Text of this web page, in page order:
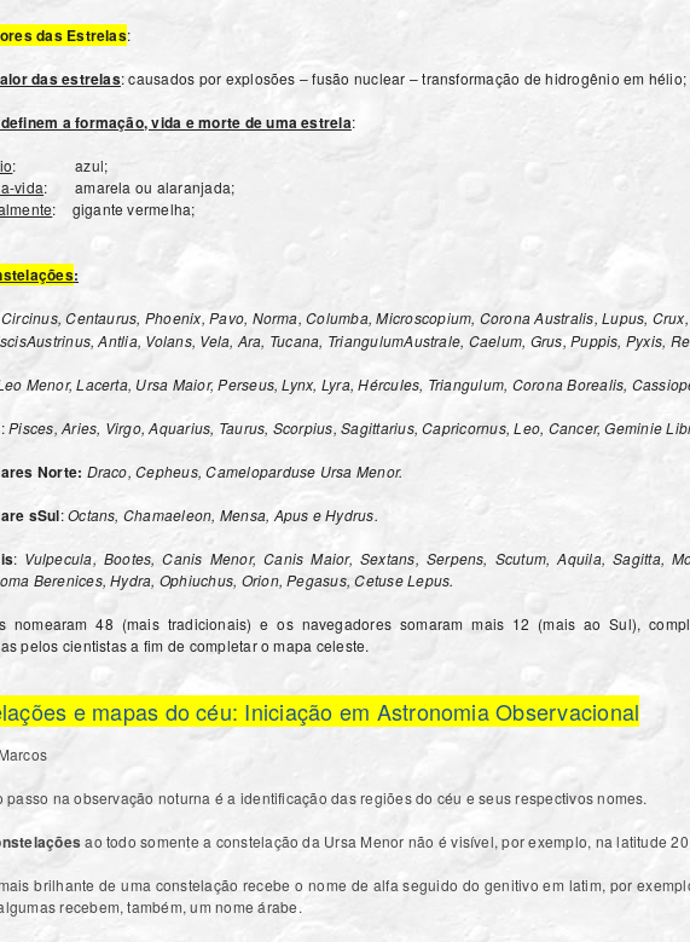
das Estrelas:
das estrelas: causados por explosões – fusão nuclear – transformação de hidrogênio em hélio;
a formação, vida e morte de uma estrela:
: azul;
vida: amarela ou alaranjada;
: gigante vermelha;
:
Centaurus, Phoenix, Pavo, Norma, Columba, Microscopium, Corona Australis, Lupus,
Antlia, Volans, Vela, Ara, Tucana, TriangulumAustrale, Caelum, Grus, Puppis, Pyxis,
Menor, Lacerta, Ursa Maior, Perseus, Lynx, Lyra, Hércules, Triangulum, Corona Borealis,
:Pisces, Aries, Virgo, Aquarius, Taurus, Scorpius, Sagittarius, Capricornus, Leo, Cancer, Geminie
Norte: Draco, Cepheus, Cameloparduse Ursa Menor.
sSul:Octans, Chamaeleon, Mensa, Apus e Hydrus.
: Vulpecula, Bootes, Canis Menor, Canis Maior, Sextans, Serpens, Scutum, Aquila, Sagitta,
Berenices, Hydra, Ophiuchus, Orion, Pegasus, Cetuse Lepus.
nomearam 48 (mais tradicionais) e os navegadores somaram mais 12 (mais ao Sul),
pelos cientistas a fim de completar o mapa celeste.
e mapas do céu: Iniciação em Astronomia Observacional
passo na observação noturna é a identificação das regiões do céu e seus respectivos nomes.
ao todo somente a constelação da Ursa Menor não é visível, por exemplo, na latitude
brilhante de uma constelação recebe o nome de alfa seguido do genitivo em latim, por
recebem, também, um nome árabe.